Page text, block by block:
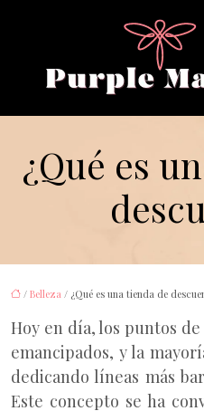
¿Qué es
/ Belleza / ¿Qué es una tienda de
Hoy en día, los puntos
emancipados, y la
dedicando líneas más
Este concepto se ha